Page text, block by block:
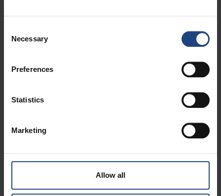
Selection
Necessary
Preferences
Statistics
Marketing
Allow all
Namn och efternamn:
Meddelande: